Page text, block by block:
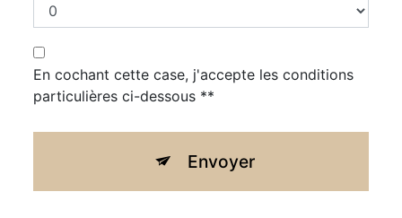
En cochant cette case, j'accepte les conditions
particulières ci-dessous **
Envoyer